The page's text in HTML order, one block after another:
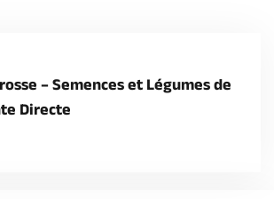
– Semences et Légumes de
Directe